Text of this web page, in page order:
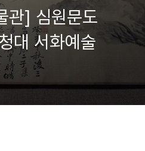
관] 심원문도
대 서화예술